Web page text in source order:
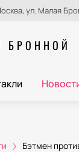
ул. Малая
БРОННОЙ
Бэтмен